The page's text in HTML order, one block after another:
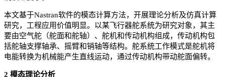
本文基于Nastran软件的模态计算方法，开展理论分析及仿真计算
研究，工程应用价值明显。以某飞行器舵系统为研究对象，其主
要由空气舵（舵面和舵轴）、舵机和传动机构组成，传动机构包
括舵轴支撑轴承、摇臂和销轴等结构。舵系统工作模式是舵机将
电能转换为机械能产生直线运动，通过传动机构带动舵面偏转。
2 模态理论分析